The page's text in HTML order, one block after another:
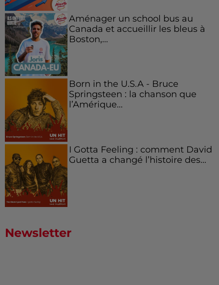
Aménager un school bus au
Canada et accueillir les bleus à
Boston,...
Born in the U.S.A - Bruce
Springsteen : la chanson que
l’Amérique...
I Gotta Feeling : comment David
Guetta a changé l’histoire des...
Newsletter